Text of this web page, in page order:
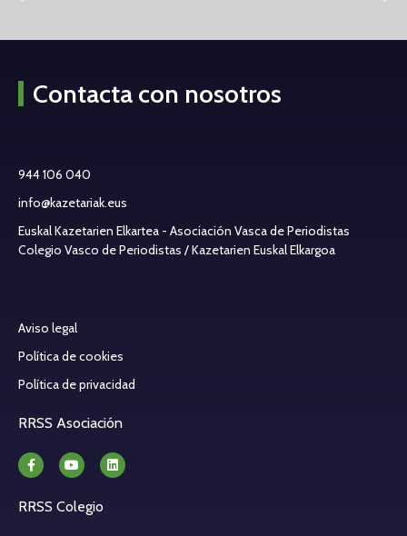
Contacta con nosotros
944 106 040
info@kazetariak.eus
Euskal Kazetarien Elkartea - Asociación Vasca de Periodistas
Colegio Vasco de Periodistas / Kazetarien Euskal Elkargoa
Aviso legal
Política de cookies
Política de privacidad
RRSS Asociación
RRSS Colegio